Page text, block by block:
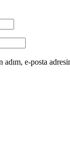
e-posta